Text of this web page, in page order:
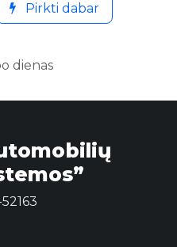
Pirkti dabar
dienas